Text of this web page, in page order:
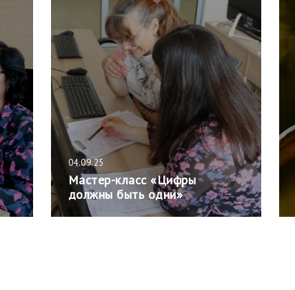
04.09.25
Мастер-класс «Цифры
должны быть одни»